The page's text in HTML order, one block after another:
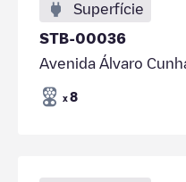
Superfície
STB-00036
Avenida Álvaro
x 8